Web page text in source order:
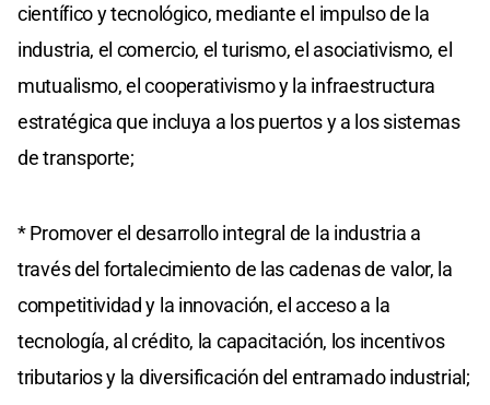
científico y tecnológico, mediante el impulso de la
industria, el comercio, el turismo, el asociativismo, el
mutualismo, el cooperativismo y la infraestructura
estratégica que incluya a los puertos y a los sistemas
de transporte;
* Promover el desarrollo integral de la industria a
través del fortalecimiento de las cadenas de valor, la
competitividad y la innovación, el acceso a la
tecnología, al crédito, la capacitación, los incentivos
tributarios y la diversificación del entramado industrial;